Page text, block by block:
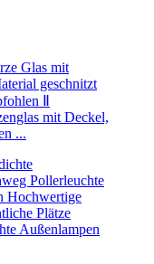
mit Deckel,
...
Außenlampen